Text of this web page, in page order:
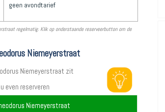
geen avondtarief
regelmatig. Klik op onderstaande reserveerbutton om de
Niemeyerstraat
Niemeyerstraat zit
even reserveren
Niemeyerstraat